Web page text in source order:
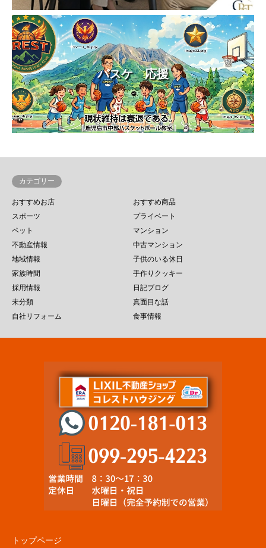
バスケ 応援
カテゴリー
おすすめお店
おすすめ商品
スポーツ
プライベート
ペット
マンション
不動産情報
中古マンション
地域情報
子供のいる休日
家族時間
手作りクッキー
採用情報
日記ブログ
未分類
真面目な話
自社リフォーム
食事情報
トップページ